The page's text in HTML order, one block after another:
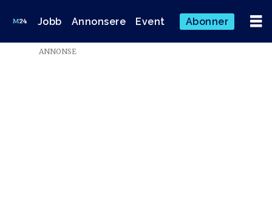
Jobb Annonsere Event Abonner
ANNONSE